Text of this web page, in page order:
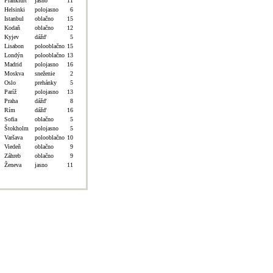
Helsinki
polojasno
6
Istanbul
oblačno
15
Kodaň
oblačno
12
Kyjev
dážď
5
Lisabon
polooblačno 15
Londýn
polooblačno 13
Madrid
polojasno
16
Moskva
sneženie
2
Oslo
prehánky
5
Paríž
polojasno
13
Praha
dážď
8
Rím
dážď
16
Sofia
oblačno
5
Štokholm
polojasno
5
Varšava
polooblačno 10
Viedeň
oblačno
9
Záhreb
oblačno
9
Ženeva
jasno 11